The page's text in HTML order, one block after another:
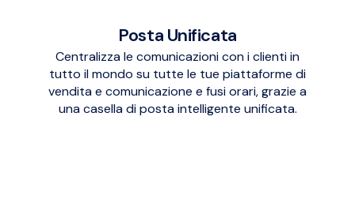
Posta Unificata
Centralizza le comunicazioni con i clienti in
tutto il mondo su tutte le tue piattaforme di
vendita e comunicazione e fusi orari, grazie a
una casella di posta intelligente unificata.